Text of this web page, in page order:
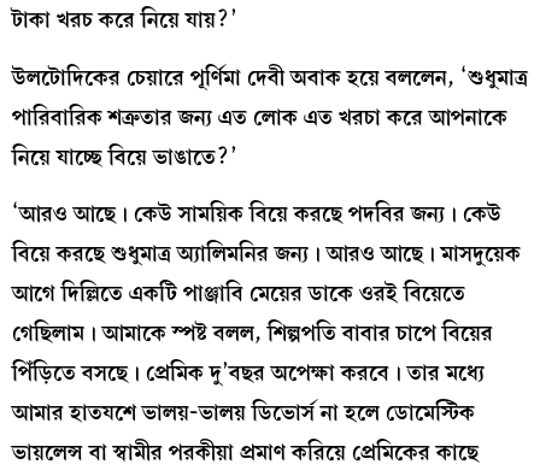
টাকা খরচ করে নিয়ে যায়?’
উলটোদিকের চেয়ারে পূর্ণিমা দেবী অবাক হয়ে বললেন, ‘শুধুমাত্র
পারিবারিক শত্রুতার জন্য এত লোক এত খরচা করে আপনাকে
নিয়ে যাচ্ছে বিয়ে ভাঙাতে?’
‘আরও আছে। কেউ সাময়িক বিয়ে করছে পদবির জন্য। কেউ
বিয়ে করছে শুধুমাত্র অ্যালিমনির জন্য। আরও আছে। মাসদুয়েক
আগে দিল্লিতে একটি পাঞ্জাবি মেয়ের ডাকে ওরই বিয়েতে
গেছিলাম। আমাকে স্পষ্ট বলল, শিল্পপতি বাবার চাপে বিয়ের
পিঁড়িতে বসছে। প্রেমিক দু’বছর অপেক্ষা করবে। তার মধ্যে
আমার হাতযশে ভালয়-ভালয় ডিভোর্স না হলে ডোমেস্টিক
ভায়লেন্স বা স্বামীর পরকীয়া প্রমাণ করিয়ে প্রেমিকের কাছে